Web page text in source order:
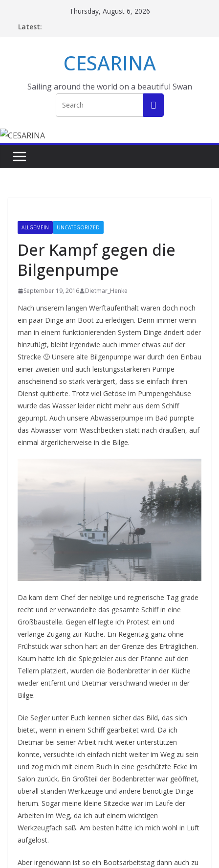
Thursday, August 6, 2026
Latest:
CESARINA
Sailing around the world on a beautiful Swan
ALLGEMEIN UNCATEGORIZED
Der Kampf gegen die
Bilgenpumpe
September 19, 2016 Dietmar_Henke
Nach unserem langen Werftaufenthalt waren doch noch
ein paar Dinge am Boot zu erledigen. Denn immer wenn
man in einem funktionierenden System Dinge ändert oder
hinzufügt, bleibt irgendwie auch immer etwas auf der
Strecke 🙁 Unsere alte Bilgenpumpe war durch den Einbau
einer zweiten und auch leistungsstärkeren Pumpe
anscheinend so stark verärgert, dass sie einfach ihren
Dienst quittierte. Trotz viel Getöse im Pumpengehäuse
wurde das Wasser leider nicht mehr aus dem Schiff
gepumpt. Auch unsere Abwasserpumpe im Bad pumpte
das Abwasser vom Waschbecken statt nach draußen, auf
einmal ärgerlicherweise in die Bilge.
Da kam dem Chef der neblige und regnerische Tag grade
recht und er verwandelte das gesamte Schiff in eine
Großbaustelle. Gegen elf legte ich Protest ein und
verlange Zugang zur Küche. Ein Regentag ganz ohne
Frühstück war schon hart an der Grenze des Erträglichen.
Kaum hatte ich die Spiegeleier aus der Pfanne auf den
Tellern platziert, wurden die Bodenbretter in der Küche
wieder entfernt und Dietmar verschwand wieder in der
Bilge.
Die Segler unter Euch kennen sicher das Bild, das sich
bietet, wenn in einem Schiff gearbeitet wird. Da ich
Dietmar bei seiner Arbeit nicht weiter unterstützen
konnte, versuchte ich einfach nicht weiter im Weg zu sein
und zog mich mit einem Buch in eine geschützte Ecke im
Salon zurück. Ein Großteil der Bodenbretter war geöffnet,
überall standen Werkzeuge und andere benötigte Dinge
herum. Sogar meine kleine Sitzecke war im Laufe der
Arbeiten im Weg, da ich auf einem wichtigen
Werkzeugfach saß. Am besten hätte ich mich wohl in Luft
aufgelöst.
Aber irgendwann ist so ein Bootsarbeitstag dann auch zu